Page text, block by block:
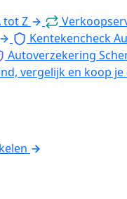
tot Z
Kentekencheck
Autoverzekering
vergelijk en koop